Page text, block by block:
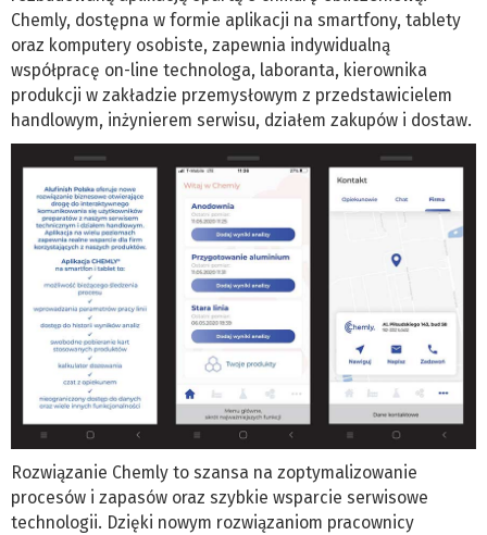
Chemly, dostępna w formie aplikacji na smartfony, tablety
oraz komputery osobiste, zapewnia indywidualną
współpracę on-line technologa, laboranta, kierownika
produkcji w zakładzie przemysłowym z przedstawicielem
handlowym, inżynierem serwisu, działem zakupów i dostaw.
Rozwiązanie Chemly to szansa na zoptymalizowanie
procesów i zapasów oraz szybkie wsparcie serwisowe
technologii. Dzięki nowym rozwiązaniom pracownicy